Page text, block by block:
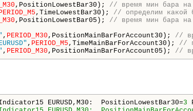
,PositionLowestBar30); // время мин бара на
PERIOD_M5 ,TimeLowestBar30); // определим какой
,PositionLowestBar05); // время мин бара на
, PERIOD_M30 ,PositionMainBarForAccount30); //
, PERIOD_M5 ,TimeMainBarForAccount30); //
, PERIOD_M30 ,PositionMainBarForAccount05); //
EURUSD,M30:  PositionLowestBar30=3